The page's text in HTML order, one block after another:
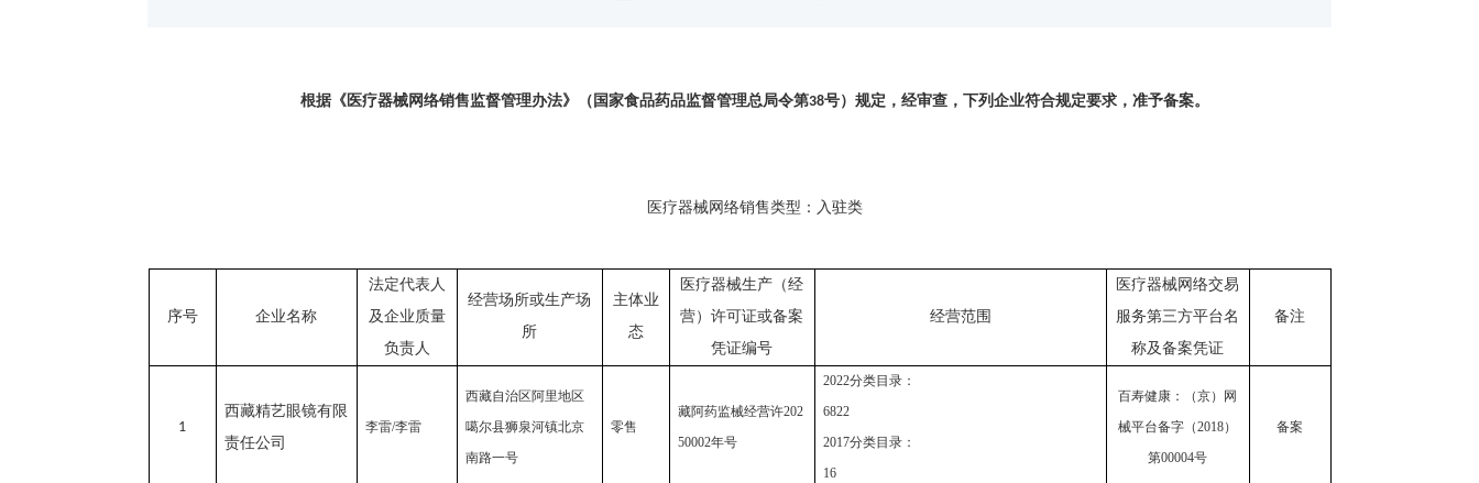
根据《医疗器械网络销售监督管理办法》（国家食品药品监督管理总局令第38号）规定，经审查，下列企业符合规定要求，准予备案。
医疗器械网络销售类型：入驻类
序号 企业名称
法定代表人
及企业质量
负责人
经营场所或生产场
所
主体业
态
医疗器械生产（经
营）许可证或备案
凭证编号
经营范围
医疗器械网络交易
服务第三方平台名
称及备案凭证
备注
1
西藏精艺眼镜有限
责任公司
李雷/李雷
西藏自治区阿里地区
噶尔县狮泉河镇北京
南路一号
零售
藏阿药监械经营许202
50002年号
2022分类目录：
6822
2017分类目录：
16
百寿健康：（京）网
械平台备字（2018）
第00004号
备案